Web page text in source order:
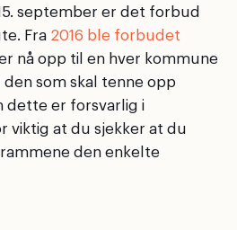
15. september er det forbud
Fra 2016 ble forbudet
nå opp til en hver kommune
som skal tenne opp
dette er forsvarlig i
viktig at du sjekker at du
den enkelte